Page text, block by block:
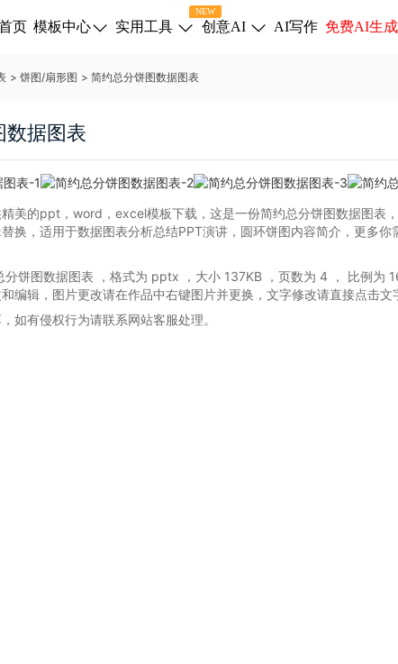
页 模板中心
NEW
实用工具 创意AI AI写作 免费AI生
> 饼图/扇形图 > 简约总分饼图数据图表
数据图表
美的ppt，word，excel模板下载，这是一份简约总分饼图数据图表
换，适用于数据图表分析总结PPT演讲，圆环饼图内容简介，更多
分饼图数据图表
，格式为 pptx ，大小 137KB ，页数为 4 ， 比例为
编辑，图片更改请在作品中右键图片并更换，文字修改请直接点击文
如有侵权行为请联系网站客服处理。